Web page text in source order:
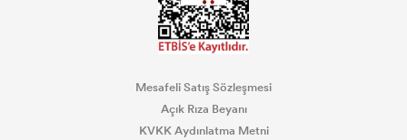
Mesafeli Satış Sözleşmesi
Açık Rıza Beyanı
KVKK Aydınlatma Metni